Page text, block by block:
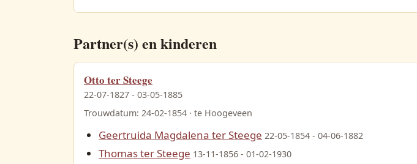
Partner(s) en kinderen
Otto ter Steege
22-07-1827 - 03-05-1885
Trouwdatum: 24-02-1854 · te Hoogeveen
Geertruida Magdalena ter Steege 22-05-1854 - 04-06-1882
Thomas ter Steege 13-11-1856 - 01-02-1930